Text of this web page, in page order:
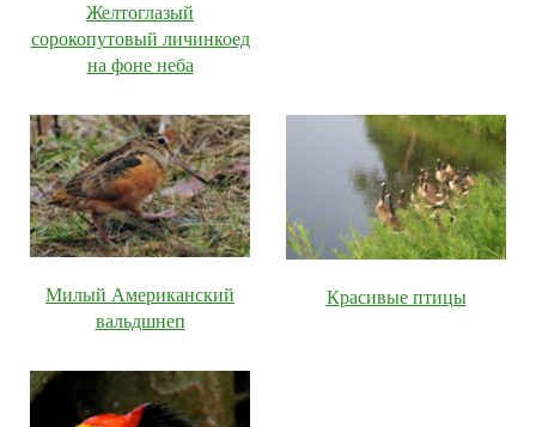
Желтоглазый
сорокопутовый личинкоед
на фоне неба
Милый Американский
вальдшнеп
Красивые птицы